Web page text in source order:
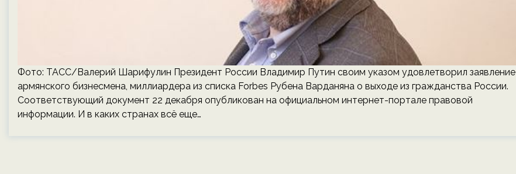
Фото: ТАСС/Валерий Шарифулин Президент России Владимир Путин своим указом удовлетворил заявление
армянского бизнесмена, миллиардера из списка Forbes Рубена Варданяна о выходе из гражданства России.
Соответствующий документ 22 декабря опубликован на официальном интернет-портале правовой
информации. И в каких странах всё еще…